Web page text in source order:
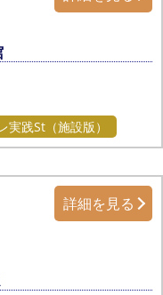
実践St（施設版）
詳細を見る